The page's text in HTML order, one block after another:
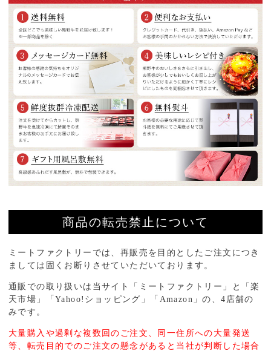
商品の転売禁止について
ミートファクトリーでは、再販売を目的としたご注文につき
ましては固くお断りさせていただいております。
通販での取り扱いは当サイト「ミートファクトリー」と「楽
天市場」「Yahoo!ショッピング」「Amazon」の、4店舗の
みです。
大量購入や過剰な複数回のご注文、同一住所への大量発送
等、転売目的でのご注文の懸念があると当社が判断した場合